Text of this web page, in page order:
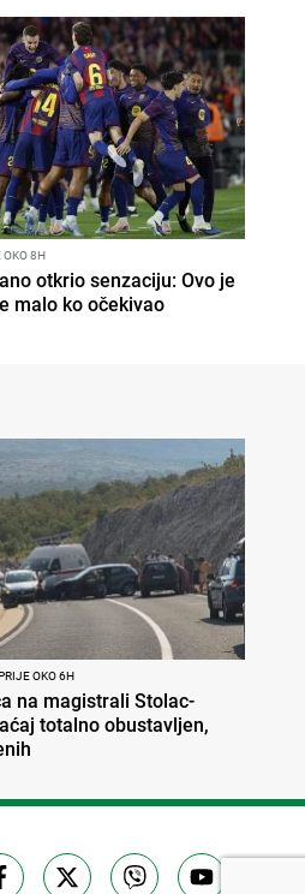
OKO 8H
otkrio senzaciju: Ovo je
malo ko očekivao
OKO 6H
na magistrali Stolac-
totalno obustavljen,